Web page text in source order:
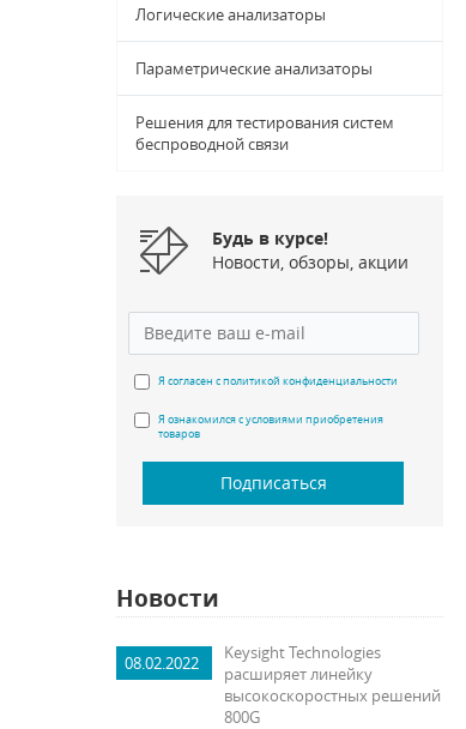
Логические анализаторы
Параметрические анализаторы
Решения для тестирования систем
беспроводной связи
Будь в курсе!
Новости, обзоры, акции
Я согласен с политикой конфиденциальности
Я ознакомился с условиями приобретения
товаров
Подписаться
Новости
08.02.2022
Keysight Technologies
расширяет линейку
высокоскоростных решений
800G